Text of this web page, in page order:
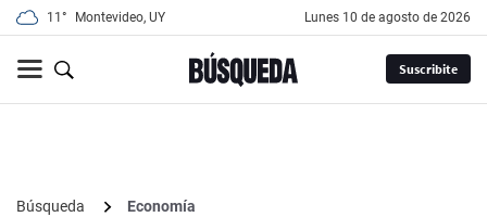
11° Montevideo, UY lunes 10 de agosto de 2026
Suscribite
Búsqueda
Economía